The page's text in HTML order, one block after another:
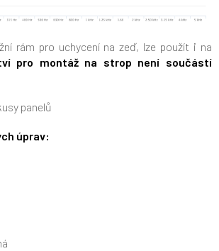
rám pro uchycení na zeď, lze použít i na
pro montáž na strop není součástí
panelů
úprav: